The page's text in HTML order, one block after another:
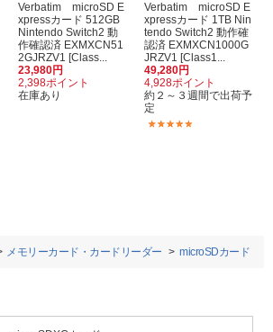
Verbatim microSD E
xpressカード 512GB
Nintendo Switch2 動
作確認済 EXMXCN51
2GJRZV1 [Class...
23,980円
2,398ポイント
在庫あり
Verbatim microSD E
xpressカード 1TB Nin
tendo Switch2 動作確
認済 EXMXCN1000G
JRZV1 [Class1...
49,280円
4,928ポイント
約２～３週間で出荷予
定
メモリーカード・カードリーダー microSDカード